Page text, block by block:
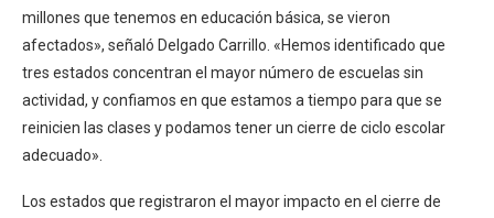
millones que tenemos en educación básica, se vieron
afectados», señaló Delgado Carrillo. «Hemos identificado que
tres estados concentran el mayor número de escuelas sin
actividad, y confiamos en que estamos a tiempo para que se
reinicien las clases y podamos tener un cierre de ciclo escolar
adecuado».
Los estados que registraron el mayor impacto en el cierre de